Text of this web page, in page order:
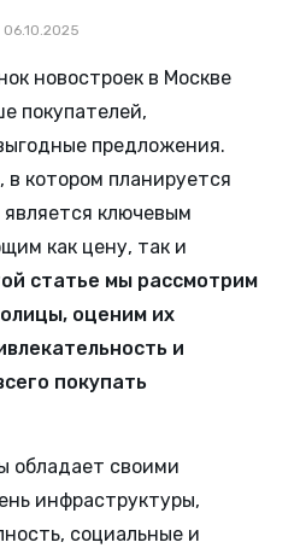
06.10.2025
новостроек в Москве
покупателей,
предложения.
котором планируется
ключевым
как цену, так и
статье мы рассмотрим
оценим их
и
покупать
обладает своими
инфраструктуры,
социальные и